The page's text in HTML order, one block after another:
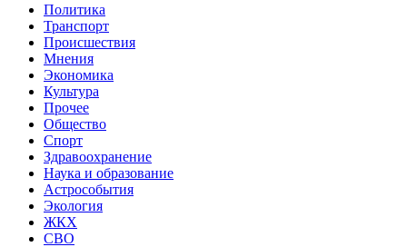
Политика
Транспорт
Происшествия
Мнения
Экономика
Культура
Прочее
Общество
Спорт
Здравоохранение
Наука и образование
Астрособытия
Экология
ЖКХ
СВО